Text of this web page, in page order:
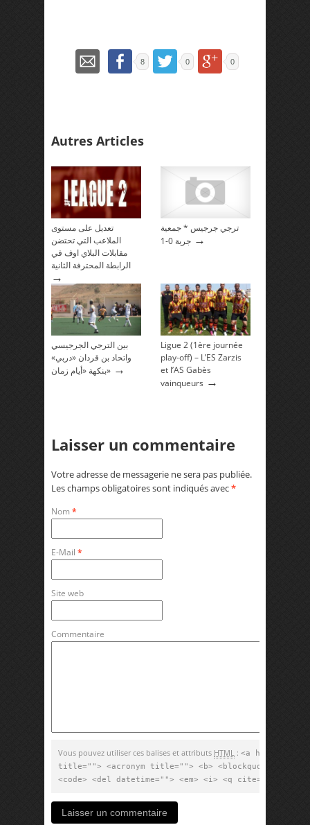
8 0 0
Autres Articles
تعديل على مستوى
الملاعب التي تحتضن
مقابلات البلاي اوف في
الرابطة المحترفة الثانية
→
ترجي جرجيس * جمعية
جربة 0-1 →
بين الترجي الجرجيسي
واتحاد بن قردان «دربي»
بنكهة «أيام زمان» →
Ligue 2 (1ère journée
play-off) – L’ES Zarzis
et l’AS Gabès
vainqueurs →
Laisser un commentaire
Votre adresse de messagerie ne sera pas publiée.
Les champs obligatoires sont indiqués avec*
Nom *
E-Mail *
Site web
Commentaire
Vous pouvez utiliser ces balises et attributs HTML : <a href=""
title=""> <acronym title=""> <b> <blockquote
<code> <del datetime=""> <em> <i> <q cite="">